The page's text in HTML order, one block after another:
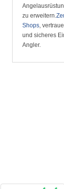
zu erweitern.
Shops,
und sicheres
Angler.